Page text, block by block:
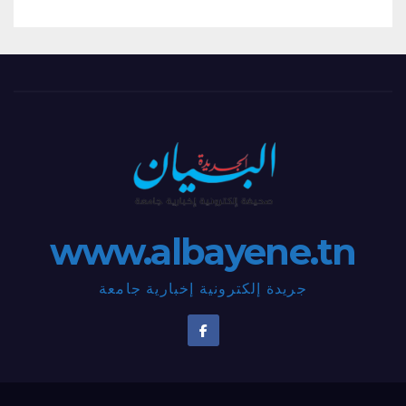
www.albayene.tn
جريدة إلكترونية إخبارية جامعة